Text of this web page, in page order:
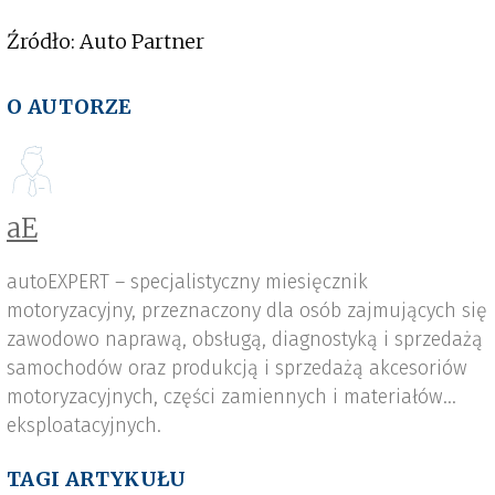
Źródło: Auto Partner
O AUTORZE
aE
autoEXPERT – specjalistyczny miesięcznik
motoryzacyjny, przeznaczony dla osób zajmujących się
zawodowo naprawą, obsługą, diagnostyką i sprzedażą
samochodów oraz produkcją i sprzedażą akcesoriów
motoryzacyjnych, części zamiennych i materiałów
eksploatacyjnych.
TAGI ARTYKUŁU